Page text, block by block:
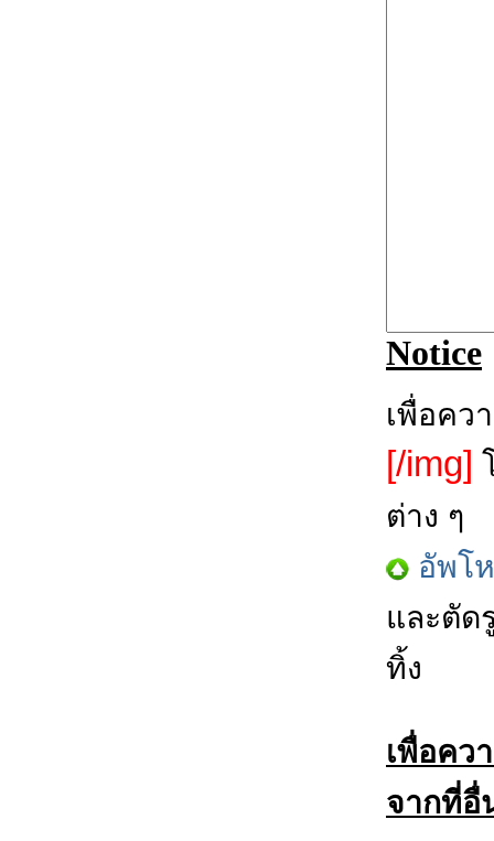
Notice
เพื่อคว
[/img]
ต่าง ๆ
อัพโ
และตัด
ทิ้ง
เพื่อคว
จากที่อื่